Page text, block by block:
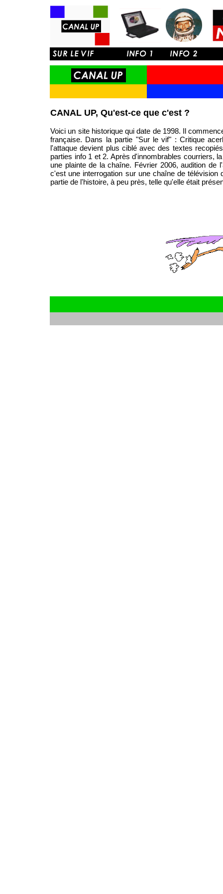
CANAL UP, Qu'est-ce que c'est ?
Voici un site historique qui date de 1998. Il
française. Dans la partie "Sur le vif" : Critique
l'attaque devient plus ciblé avec des textes
parties info 1 et 2. Après d'innombrables courriers,
une plainte de la chaîne. Février 2006, audition
c'est une interrogation sur une chaîne de
partie de l'histoire, à peu près, telle qu'elle était